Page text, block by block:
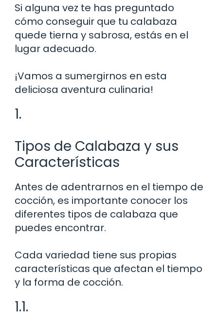
Si alguna vez te has preguntado
cómo conseguir que tu calabaza
quede tierna y sabrosa, estás en el
lugar adecuado.
¡Vamos a sumergirnos en esta
deliciosa aventura culinaria!
1.
Tipos de Calabaza y sus
Características
Antes de adentrarnos en el tiempo de
cocción, es importante conocer los
diferentes tipos de calabaza que
puedes encontrar.
Cada variedad tiene sus propias
características que afectan el tiempo
y la forma de cocción.
1.1.